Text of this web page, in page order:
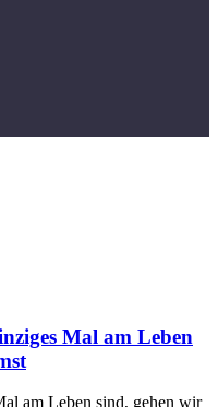
Mal am Leben
am Leben sind, gehen wir